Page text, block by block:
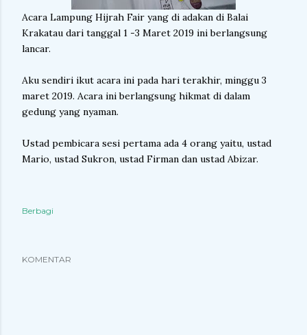
Acara Lampung Hijrah Fair yang di adakan di Balai
Krakatau dari tanggal 1 -3 Maret 2019 ini berlangsung
lancar.
Aku sendiri ikut acara ini pada hari terakhir, minggu 3
maret 2019. Acara ini berlangsung hikmat di dalam
gedung yang nyaman.
Ustad pembicara sesi pertama ada 4 orang yaitu, ustad
Mario, ustad Sukron, ustad Firman dan ustad Abizar.
Berbagi
KOMENTAR